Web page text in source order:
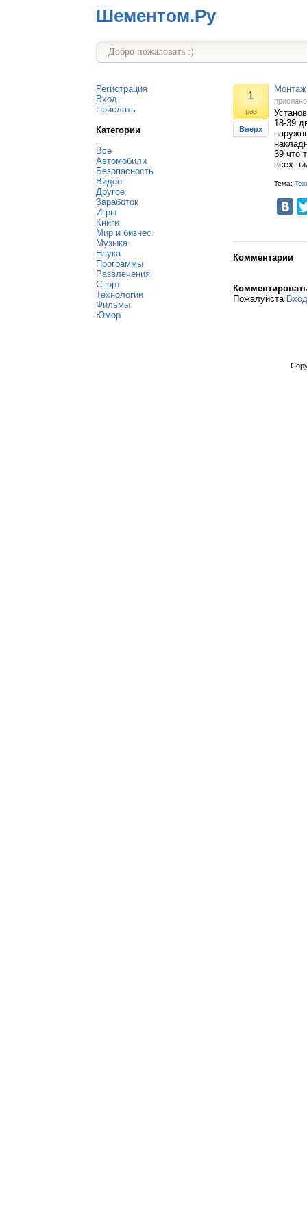
Шементом.Ру
Добро пожаловать :)
Регистрация
Вход
Прислать
Категории
Все
Автомобили
Безопасность
Видео
Другое
Заработок
Игры
Книги
Мир и бизнес
Музыка
Наука
Программы
Развлечения
Спорт
Технологии
Фильмы
Юмор
1
раз
Вверх
Монтаж
18-39
39 что
всех
Тема:
Комментарии
Пожалуйста Вход